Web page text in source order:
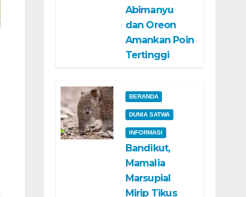
Abimanyu
dan Oreon
Amankan Poin
Tertinggi
BERANDA
DUNIA SATWA
INFORMASI
Bandikut,
Mamalia
Marsupial
Mirip Tikus